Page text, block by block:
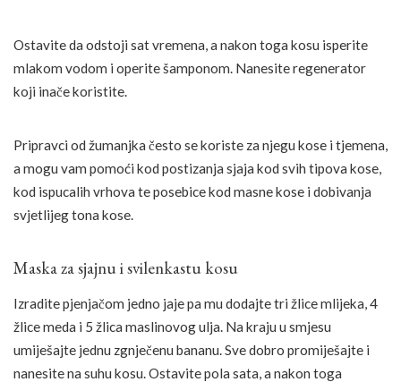
Ostavite da odstoji sat vremena, a nakon toga kosu isperite
mlakom vodom i operite šamponom. Nanesite regenerator
koji inače koristite.
Pripravci od žumanjka često se koriste za njegu kose i tjemena,
a mogu vam pomoći kod postizanja sjaja kod svih tipova kose,
kod ispucalih vrhova te posebice kod masne kose i dobivanja
svjetlijeg tona kose.
Maska za sjajnu i svilenkastu kosu
Izradite pjenjačom jedno jaje pa mu dodajte tri žlice mlijeka, 4
žlice meda i 5 žlica maslinovog ulja. Na kraju u smjesu
umiješajte jednu zgnječenu bananu. Sve dobro promiješajte i
nanesite na suhu kosu. Ostavite pola sata, a nakon toga